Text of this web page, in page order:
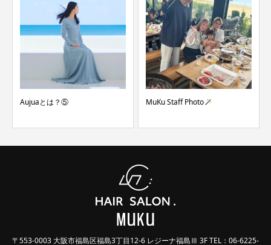
Aujuaとは？⑤ MuKu Staff Photo
〒553-0003 大阪市福島区福島3丁目12-6 レジーナ福島Ⅲ 3F TEL：06-6225-